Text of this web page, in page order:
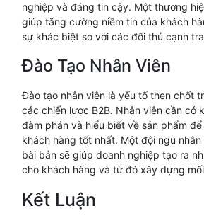
nghiệp và đáng tin cậy. Một thương
giúp tăng cường niềm tin của khách
sự khác biệt so với các đối thủ cạnh
Đào Tạo Nhân Viên
Đào tạo nhân viên là yếu tố then chốt
các chiến lược B2B. Nhân viên cần có
đàm phán và hiểu biết về sản phẩm
khách hàng tốt nhất. Một đội ngũ
bài bản sẽ giúp doanh nghiệp tạo ra
cho khách hàng và từ đó xây dựng
Kết Luận